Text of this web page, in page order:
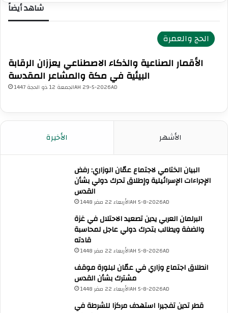
ا
ف
ن
م
ي
ل
د
و
7
2
م
ب
شاهد أيضاً
الحج والعمرة
الأقمار الصناعية والذكاء الاصطناعي يعززان الرقابة
البيئية في مكة والمشاعر المقدسة
الجمعة 12 ذو الحجة 1447AH 29-5-2026AD
الأخيرة الأشهر
البيان الختامي لاجتماع عمّان الوزاري: رفض
الإجراءات الإسرائيلية وإطلاق تحرك دولي بشأن
القدس
الأربعاء 22 صفر 1448AH 5-8-2026AD
البرلمان العربي يدين تصعيد الاحتلال في غزة
والضفة ويطالب بتحرك دولي عاجل لمحاسبة
قادته
الأربعاء 22 صفر 1448AH 5-8-2026AD
انطلاق اجتماع وزاري في عمّان لبلورة موقف
مشترك بشأن القدس
الأربعاء 22 صفر 1448AH 5-8-2026AD
قطر تدين تفجيرا استهدف مركزا للشرطة في